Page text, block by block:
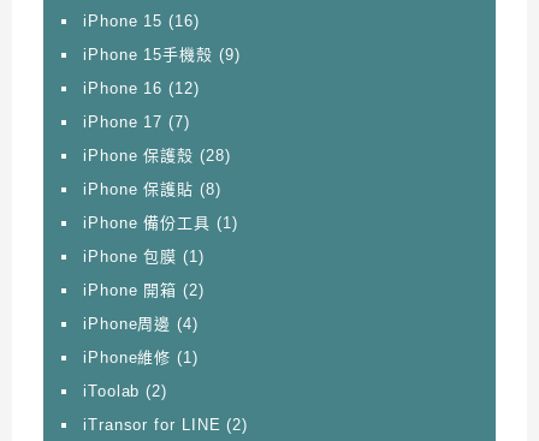
iPhone 15 (16)
iPhone 15手機殼 (9)
iPhone 16 (12)
iPhone 17 (7)
iPhone 保護殼 (28)
iPhone 保護貼 (8)
iPhone 備份工具 (1)
iPhone 包膜 (1)
iPhone 開箱 (2)
iPhone周邊 (4)
iPhone維修 (1)
iToolab (2)
iTransor for LINE (2)